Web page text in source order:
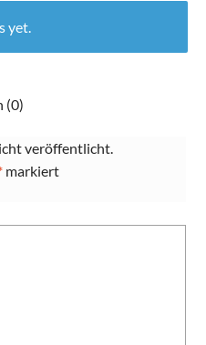
yet.
(0)
veröffentlicht.
markiert